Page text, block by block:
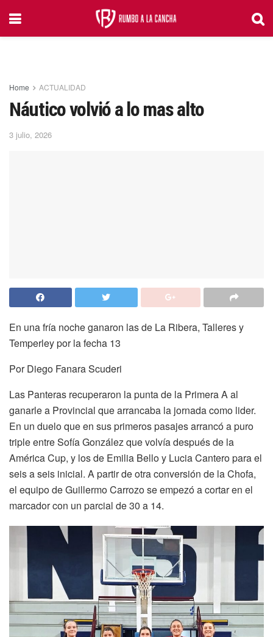
Home ACTUALIDAD
Náutico volvió a lo mas alto
3 julio, 2026
En una fría noche ganaron las de La Ribera, Talleres y
Temperley por la fecha 13
Por Diego Fanara Scuderi
Las Panteras recuperaron la punta de la Primera A al
ganarle a Provincial que arrancaba la jornada como lider.
En un duelo que en sus primeros pasajes arrancó a puro
triple entre Sofía González que volvía después de la
América Cup, y los de Emilia Bello y Lucia Cantero para el
seis a seis inicial. A partir de otra conversión de la Chofa,
el equipo de Guillermo Carrozo se empezó a cortar en el
marcador con un parcial de 30 a 14.